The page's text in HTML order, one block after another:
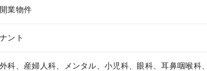
業物件
ント
科、産婦人科、メンタル、小児科、眼科、耳鼻咽喉科